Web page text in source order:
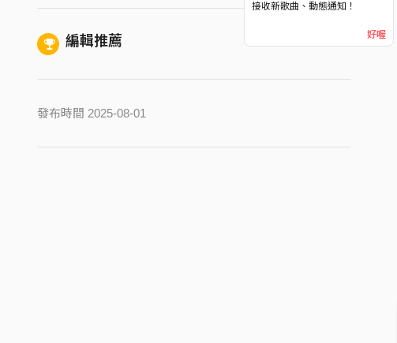
接收新歌曲、動態通知！
好喔
編輯推薦
發布時間 2025-08-01